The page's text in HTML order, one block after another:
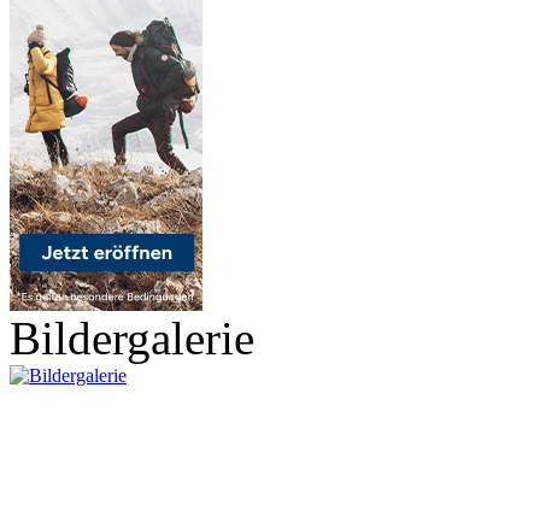
Bildergalerie